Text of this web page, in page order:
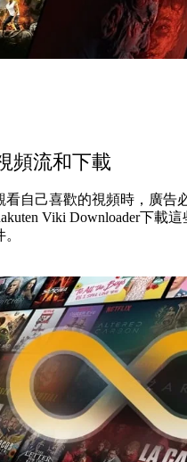
頻流和下載
看自己喜歡的視頻時，廣告
Viki Downloader下載